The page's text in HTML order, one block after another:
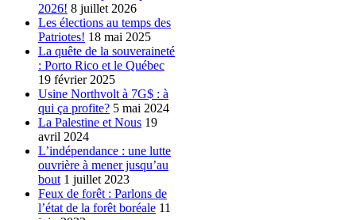
2026! 8 juillet 2026
Les élections au temps des
Patriotes! 18 mai 2025
La quête de la souveraineté
: Porto Rico et le Québec
19 février 2025
Usine Northvolt à 7G$ : à
qui ça profite? 5 mai 2024
La Palestine et Nous 19
avril 2024
L’indépendance : une lutte
ouvrière à mener jusqu’au
bout 1 juillet 2023
Feux de forêt : Parlons de
l’état de la forêt boréale 11